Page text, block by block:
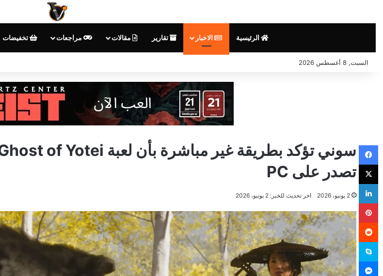
الرئيسية الاخبار تقارير مقالات مراجعات تخفيضات
السبت, 8 أغسطس 2026
تصدر على PC
2 يونيو، 2026 اخر تحديث للخبر: 2 يونيو، 2026
فيسبوك
‫X
لينكدإن
بينتيريست
سكايب
ماسنجر